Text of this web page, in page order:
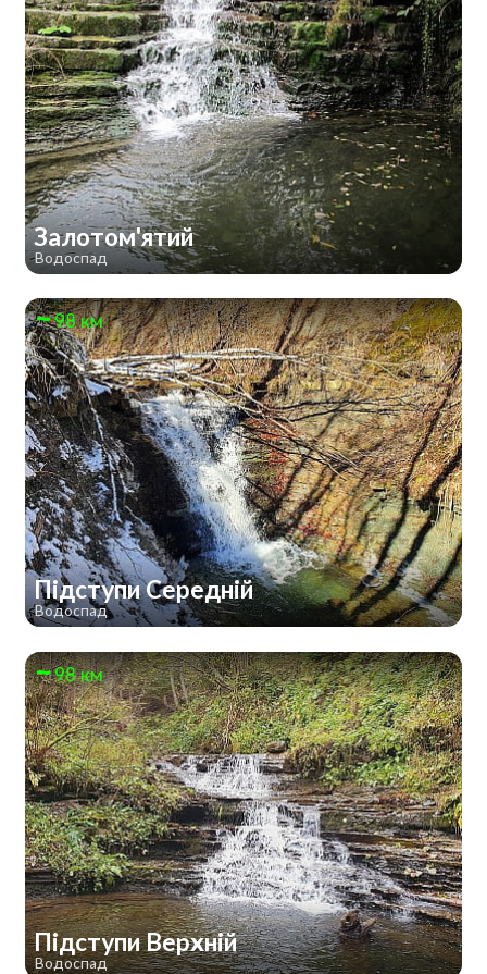
Залотом'ятий
Водоспад
98 км
Підступи Середній
Водоспад
98 км
Підступи Верхній
Водоспад